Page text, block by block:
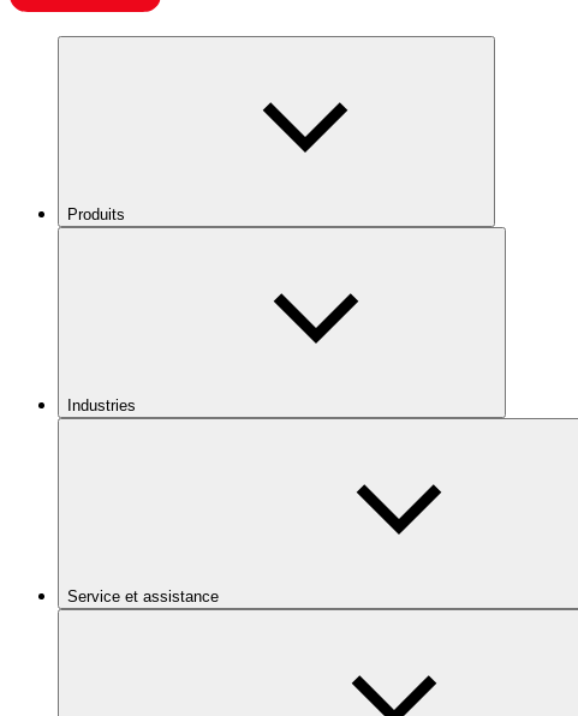
Produits
Industries
Service et assistance